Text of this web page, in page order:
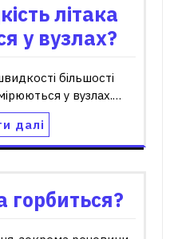
літака
у вузлах?
більшості
у вузлах.…
далі
горбиться?